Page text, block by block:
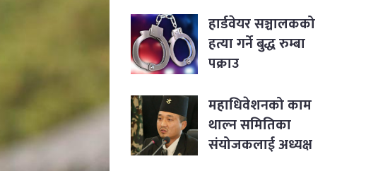
आदेश
हार्डवेयर सञ्चालकको
हत्या गर्ने बुद्ध रुम्बा
पक्राउ
महाधिवेशनको काम
थाल्न समितिका
संयोजकलाई अध्यक्ष